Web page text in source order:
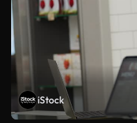
iStock